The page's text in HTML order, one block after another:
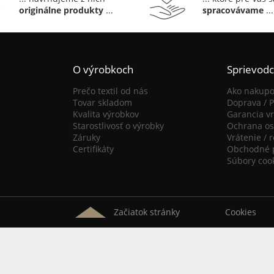
O výrobkoch
Prečo textil od nás
Tovar skladom
Kvalita výrobkov
Starostlivosť o výrobky
Záruky
Certifikáty
Ako
Doprava /
Garancia
Ochrana
Vrátenie /
Obchodné
Súbory
Začiatok stránky Cookies
originálne produkty...
spracovávame ...